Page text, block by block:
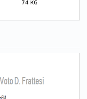
74 KG